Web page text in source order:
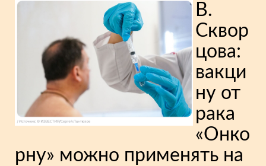
В.
Сквор
цова:
вакци
ну от
рака
«Онко
рну» можно применять на